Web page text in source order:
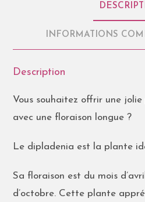
INFORMATIONS
Description
Vous souhaitez offrir une jolie
avec une floraison longue ?
Le dipladenia est la plante
Sa floraison est du mois
d’octobre. Cette plante